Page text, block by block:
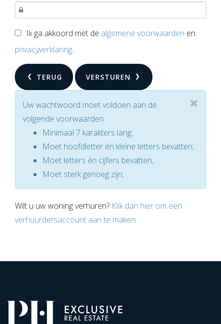
Ik ga akkoord met de algemene voorwaarden en
privacyverklaring.
TERUG VERSTUREN
Uw wachtwoord moet voldoen aan de
volgende voorwaarden:
Minimaal 7 karakters lang;
Moet hoofdletter én kleine letters bevatten;
Moet letters én cijfers bevatten;
Moet sterk genoeg zijn;
Wilt u uw woning verhuren? Klik dan hier om een
verhuurdersaccount aan te maken.